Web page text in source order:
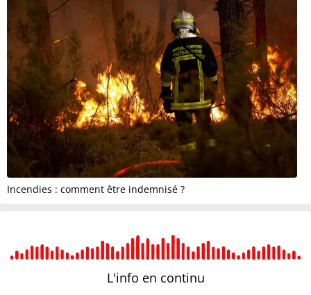
Incendies : comment être indemnisé ?
L'info en continu